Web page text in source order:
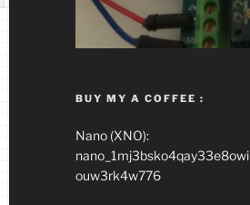
BUY MY A COFFEE :
Nano (XNO):
ouw3rk4w776